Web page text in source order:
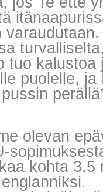
tuo kalustoa
puolelle, ja
olevan
kohta 3.5